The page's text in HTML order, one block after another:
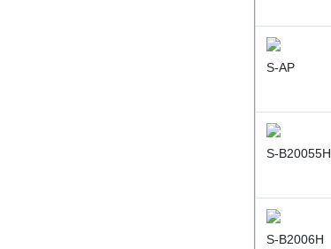
S-AP
S-B20055H
S-B2006H